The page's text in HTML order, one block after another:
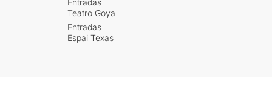
Entradas
Teatro Goya
Entradas
Espai Texas